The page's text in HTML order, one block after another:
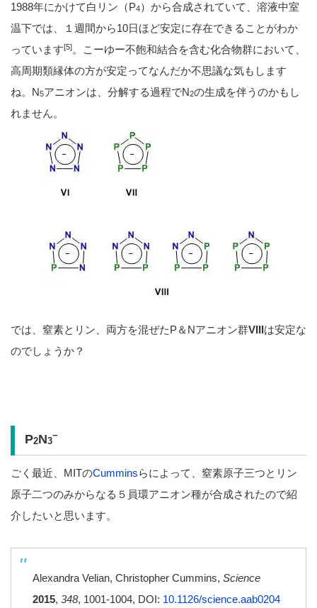
1988年にかけて白リン（P4）から合成されていて、溶液中室
温下では、１週間から10日ほど安定に存在できることがわか
っています[5]。こーゆー不飽和結合を含む化合物群において、
高周期類縁体の方が安定ってなんだか不思議な気もします
ね。N5アニオンは、分解する過程でN2の生成を伴うのかもし
れません。
では、窒素とリン、両方を混ぜたP＆Nアニオン群VIIIは安定な
のでしょうか？
P2N3
−
ごく最近、MITのCumminsらによって、窒素原子三つとリン
原子二つのみからなる５員環アニオン種が合成されたので紹
介したいと思います。
Alexandra Velian, Christopher Cummins, Science
2015, 348, 1001-1004, DOI: 10.1126/science.aab0204